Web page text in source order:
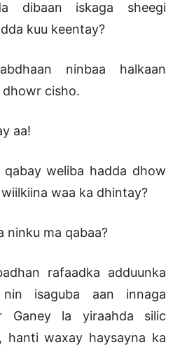
dibaan iskaga sheegi
kuu keentay?
ninbaa halkaan
dhowr cisho.
aa!
qabay weliba hadda dhow
waa ka dhintay?
ninku ma qabaa?
rafaadka adduunka
isaguba aan innaga
Ganey la yiraahda silic
hanti waxay haysayna ka